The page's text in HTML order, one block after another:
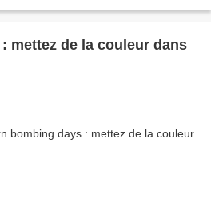
mettez de la couleur dans